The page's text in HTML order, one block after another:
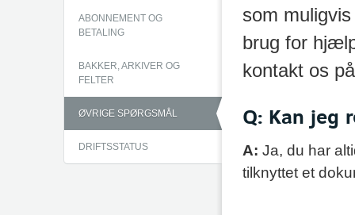
ABONNEMENT OG
BETALING
BAKKER, ARKIVER OG
FELTER
ØVRIGE SPØRGSMÅL
DRIFTSSTATUS
som
brug for
kontakt os
Q: Kan jeg
A: Ja, du har
tilknyttet et